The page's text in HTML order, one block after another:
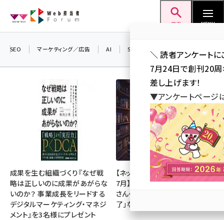
ン
検索 MENU
seo (3523)
ai (2804)
youtube (2429)
note (2312)
セミナー (2303)
z世代 (1622)
SEO マーケティング／広告 AI SNS
成果を生む組織づくり『なぜ戦
略は正しいのに成果があがらな
いのか？ 事業成長をリードする
デジタルマーケティング・マネジ
メント』を3名様にプレゼント
【ネットミーム振り返り・2026年
7月】「映画ちいかわ」「佐藤二朗
さん・橋本愛さん」「POPOPO終
了」など
＼ 読者アンケート
7月24日で創刊20周
差し上げます！
▼アンケートページ